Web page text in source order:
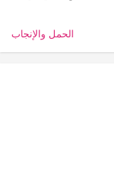
الحمل والإنجاب